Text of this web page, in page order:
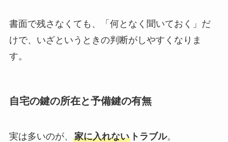
書面で残さなくても、「何となく聞いておく」だ
けで、いざというときの判断がしやすくなりま
す。
自宅の鍵の所在と予備鍵の有無
実は多いのが、 家に入れないトラブル。